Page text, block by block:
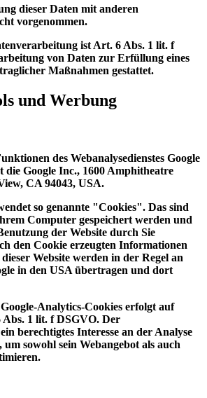
dieser Daten mit anderen
vorgenommen.
ist Art. 6 Abs. 1 lit. f
von Daten zur Erfüllung eines
Maßnahmen gestattet.
und Werbung
des Webanalysedienstes Google
die Google Inc., 1600 Amphitheatre
CA 94043, USA.
so genannte "Cookies". Das sind
Computer gespeichert werden und
der Website durch Sie
den Cookie erzeugten Informationen
Website werden in der Regel an
in den USA übertragen und dort
Analytics-Cookies erfolgt auf
1 lit. f DSGVO. Der
berechtigtes Interesse an der Analyse
sowohl sein Webangebot als auch